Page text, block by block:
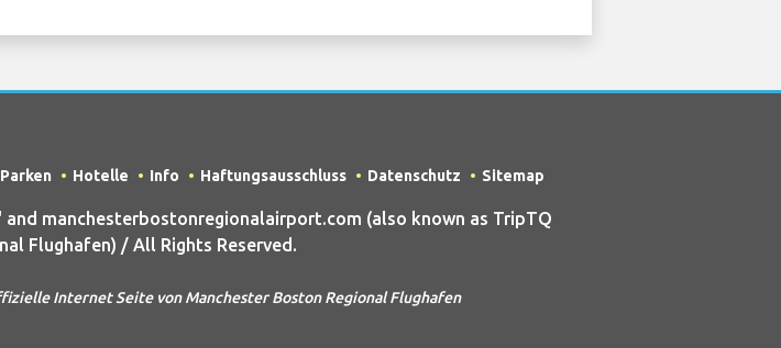
Parken Hotelle Info Haftungsausschluss Datenschutz Sitemap
and manchesterbostonregionalairport.com (also known as TripTQ
Flughafen) / All Rights Reserved.
Internet Seite von Manchester Boston Regional Flughafen